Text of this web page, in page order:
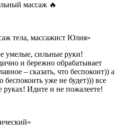
массаж 🔥
тела, массажист Юлия»
умелые, сильные руки!
и бережно обрабатывает
– сказать, что беспокоит)) а
беспокоить уже не будет))) все
руках! Идите и не пожалеете!